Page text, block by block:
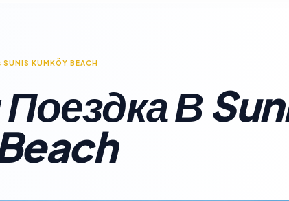
KUMKÖY BEACH
В